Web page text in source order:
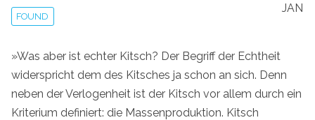
JAN
FOUND
»Was aber ist echter Kitsch? Der Begriff der Echtheit
widerspricht dem des Kitsches ja schon an sich. Denn
neben der Verlogenheit ist der Kitsch vor allem durch ein
Kriterium definiert: die Massenproduktion. Kitsch